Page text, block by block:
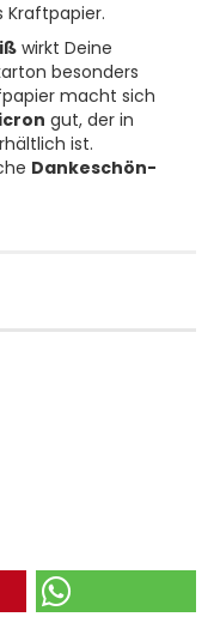
Kraftpapier.
wirkt Deine
besonders
macht sich
gut, der in
ist.
Dankeschön-